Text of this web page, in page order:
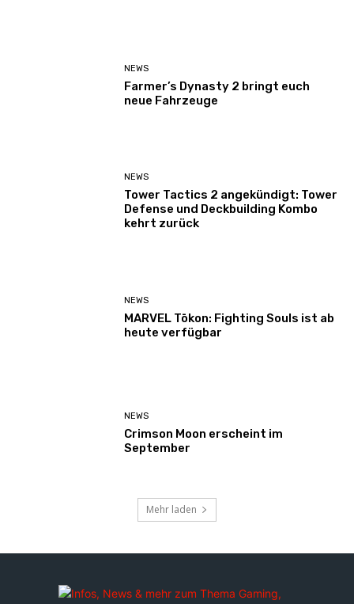
NEWS
Farmer’s Dynasty 2 bringt euch
neue Fahrzeuge
NEWS
Tower Tactics 2 angekündigt: Tower
Defense und Deckbuilding Kombo
kehrt zurück
NEWS
MARVEL Tōkon: Fighting Souls ist ab
heute verfügbar
NEWS
Crimson Moon erscheint im
September
Mehr laden